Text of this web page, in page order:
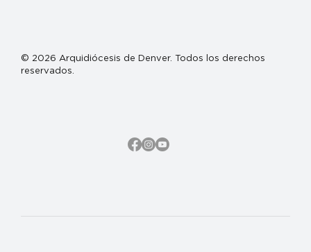
© 2026 Arquidiócesis de Denver. Todos los derechos
reservados.